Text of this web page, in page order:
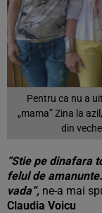
Pentru ca nu a
„mama” Zina la
din
“Stie pe dinafara
felul de
vada”, ne-a mai
Claudia Voicu